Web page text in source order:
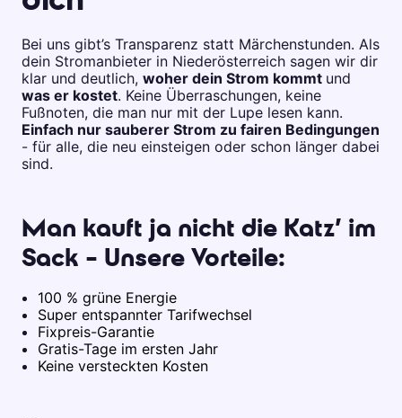
Bei uns gibt’s Transparenz statt Märchenstunden. Als
dein Stromanbieter in Niederösterreich sagen wir dir
klar und deutlich, woher dein Strom kommt und
was er kostet. Keine Überraschungen, keine
Fußnoten, die man nur mit der Lupe lesen kann.
Einfach nur sauberer Strom zu fairen Bedingungen
- für alle, die neu einsteigen oder schon länger dabei
sind.
Man kauft ja nicht die Katz’ im
Sack - Unsere Vorteile:
100 % grüne Energie
Super entspannter Tarifwechsel
Fixpreis-Garantie
Gratis-Tage im ersten Jahr
Keine versteckten Kosten